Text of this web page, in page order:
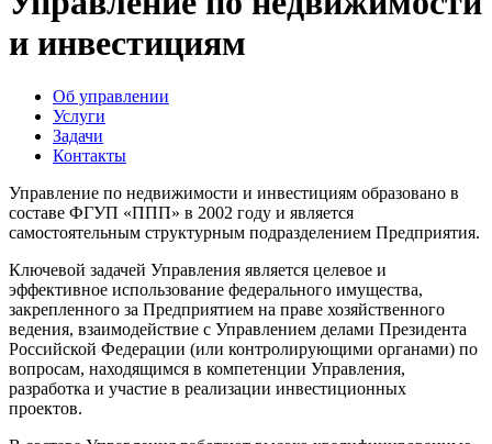
и инвестициям
Об управлении
Услуги
Задачи
Контакты
Управление по недвижимости и инвестициям образовано в
составе ФГУП «ППП» в 2002 году и является
самостоятельным структурным подразделением Предприятия.
Ключевой задачей Управления является целевое и
эффективное использование федерального имущества,
закрепленного за Предприятием на праве хозяйственного
ведения, взаимодействие с Управлением делами Президента
Российской Федерации (или контролирующими органами) по
вопросам, находящимся в компетенции Управления,
разработка и участие в реализации инвестиционных
проектов.